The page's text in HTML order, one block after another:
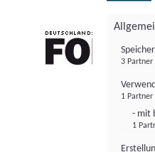
3 Partner
1 Partner
- mit
1
FONDS professionell